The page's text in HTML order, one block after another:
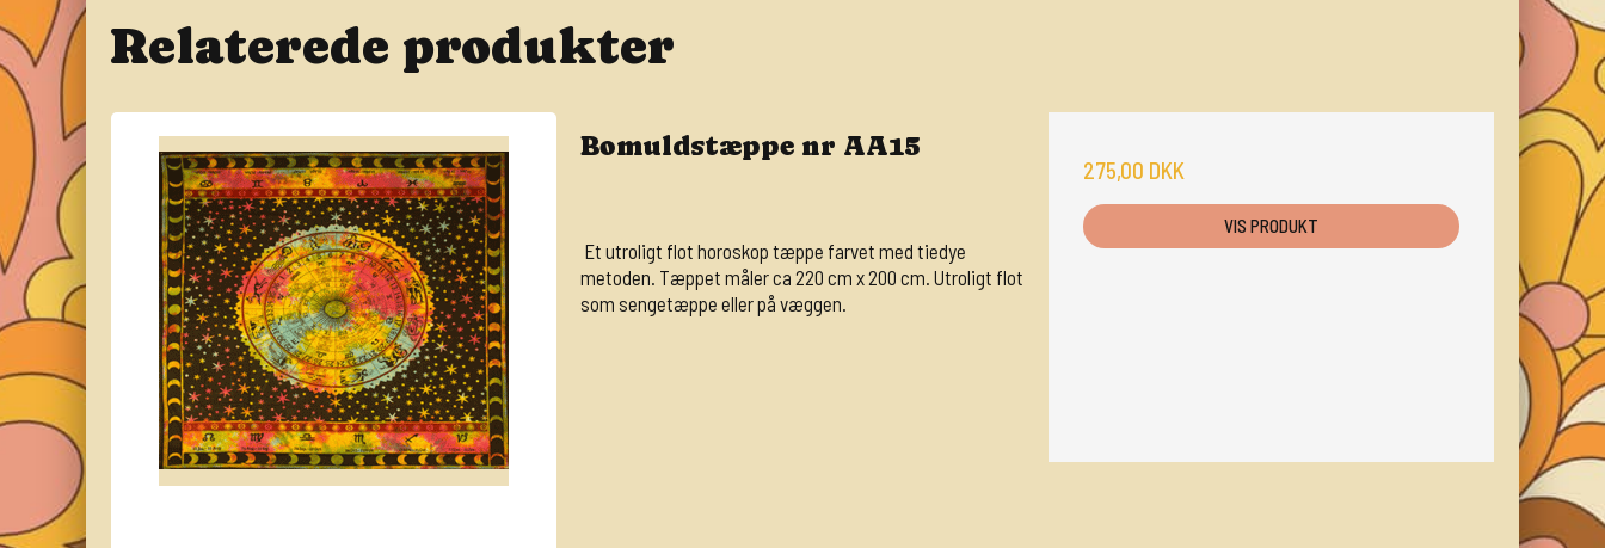
Relaterede produkter
Bomuldstæppe nr AA15
Et utroligt flot horoskop tæppe farvet med tiedye
metoden. Tæppet måler ca 220 cm x 200 cm. Utroligt flot
som sengetæppe eller på væggen.
275,00 DKK
VIS PRODUKT